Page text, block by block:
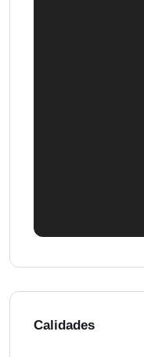
Calidades